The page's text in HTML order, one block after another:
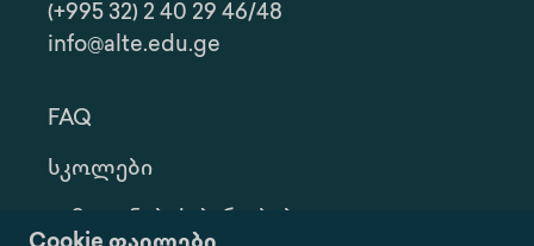
(+995 32) 2 40 29 46/48
info@alte.edu.ge
FAQ
Სკოლები